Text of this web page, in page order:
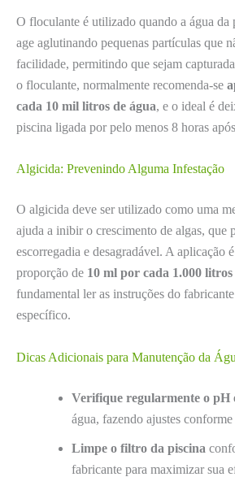
O floculante é utilizado quando a água da
age aglutinando pequenas partículas que
facilidade, permitindo que sejam
o floculante, normalmente recomenda-se
cada 10 mil litros de água, e o ideal é
piscina ligada por pelo menos 8 horas
Algicida: Prevenindo Alguma Infestação
O algicida deve ser utilizado como uma
ajuda a inibir o crescimento de algas, que
escorregadia e desagradável. A aplicação
proporção de 10 ml por cada 1.000 litros
fundamental ler as instruções do
específico.
Dicas Adicionais para Manutenção da
Verifique regularmente o pH
água, fazendo ajustes conforme
Limpe o filtro da piscina
fabricante para maximizar sua